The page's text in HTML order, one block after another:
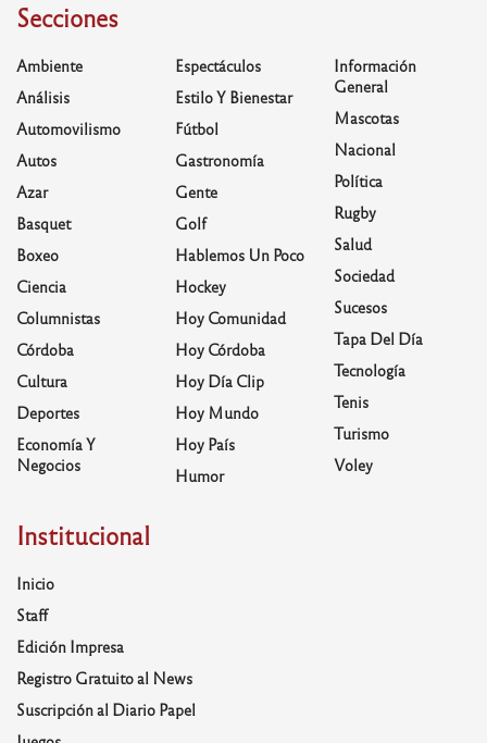
Secciones
Ambiente
Análisis
Automovilismo
Autos
Azar
Basquet
Boxeo
Ciencia
Columnistas
Córdoba
Cultura
Deportes
Economía Y
Negocios
Espectáculos
Estilo Y Bienestar
Fútbol
Gastronomía
Gente
Golf
Hablemos Un Poco
Hockey
Hoy Comunidad
Hoy Córdoba
Hoy Día Clip
Hoy Mundo
Hoy País
Humor
Información
General
Mascotas
Nacional
Política
Rugby
Salud
Sociedad
Sucesos
Tapa Del Día
Tecnología
Tenis
Turismo
Voley
Institucional
Inicio
Staff
Edición Impresa
Registro Gratuito al News
Suscripción al Diario Papel